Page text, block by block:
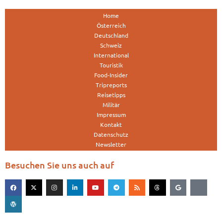
Home
Österreich
Deutschland
Schweiz
International
Touristik
Food-Insider
Tripreports
Reisetipps
Militär
Impressum
Kontakt
Datenschutz
Newsletter
Besuchen Sie uns auch auf